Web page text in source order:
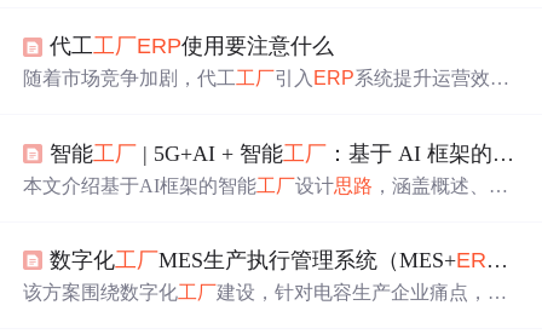
因、供应商选择、实施过程及遇到的挑战。
代工工厂ERP使用要注意什么
随着市场竞争加剧，代工工厂引入 ERP系统提升运营效
门槛高；用友在财务核算出色，但国际化滞后。代工工厂
应根据自身业务特点和发展目标理性选择。
智能工厂 | 5G+AI + 智能工厂 ：基于 AI 框架的智能
本文介绍基于AI框架的智能工厂设计思路 ，涵盖概述、架
术等架构。AI框架在生产线、质量检测、物流管理等方面
有应用，同时面临数据处理等挑战，未来前景广阔。
数字化工厂MES生产执行管理系统（MES+ERP ）
该方案围绕数字化工厂建设，针对电容生产企业痛点，提